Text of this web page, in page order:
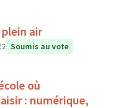
air
2 Soumis au vote
où
: numérique,